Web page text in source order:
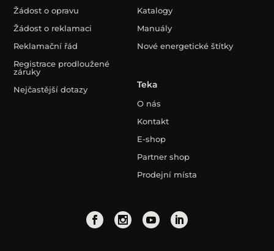
Žádost o opravu
Žádost o reklamaci
Reklamační řád
Registrace prodloužené
záruky
Nejčastější dotazy
Katalogy
Manuály
Nové energetické štítky
Teka
O nás
Kontakt
E-shop
Partner shop
Prodejní místa